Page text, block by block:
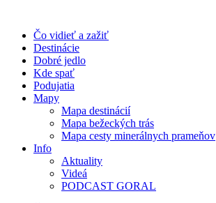
obsah
Čo vidieť a zažiť
Destinácie
Dobré jedlo
Kde spať
Podujatia
Mapy
Mapa destinácií
Mapa bežeckých trás
Mapa cesty minerálnych prameňov
Info
Aktuality
Videá
PODCAST GORAL